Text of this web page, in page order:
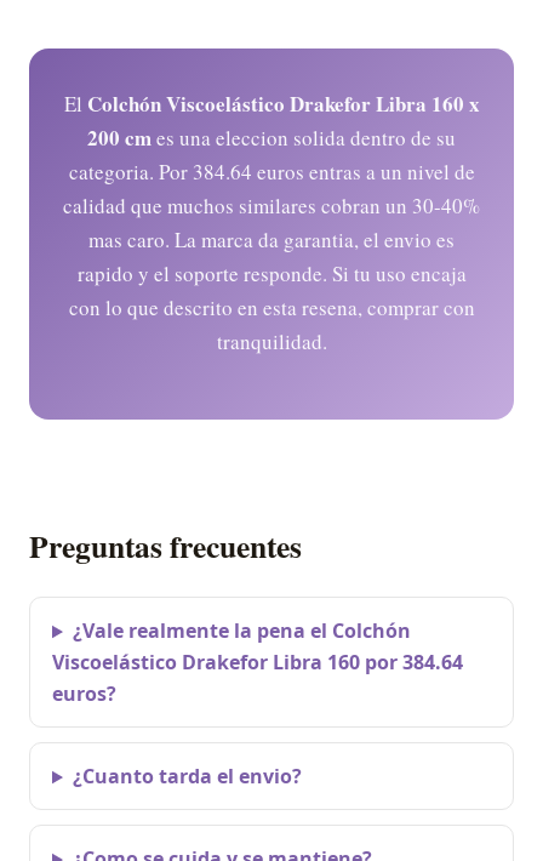
El Colchón Viscoelástico Drakefor Libra 160 x
200 cmes una eleccion solida dentro de su
categoria. Por 384.64 euros entras a un nivel de
calidad que muchos similares cobran un 30-40%
mas caro. La marca da garantia, el envio es
rapido y el soporte responde. Si tu uso encaja
con lo que descrito en esta resena, comprar con
tranquilidad.
Preguntas frecuentes
¿Vale realmente la pena el Colchón
Viscoelástico Drakefor Libra 160 por 384.64
euros?
¿Cuanto tarda el envio?